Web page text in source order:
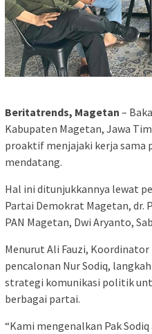
Beritatrends, Magetan –
Kabupaten Magetan, Jawa
proaktif menjajaki kerja sama
mendatang.
Hal ini ditunjukkannya lewat
Partai Demokrat Magetan, dr.
PAN Magetan, Dwi Aryanto,
Menurut Ali Fauzi,
pencalonan Nur Sodiq,
strategi komunikasi politik
berbagai partai.
“Kami mengenalkan Pak